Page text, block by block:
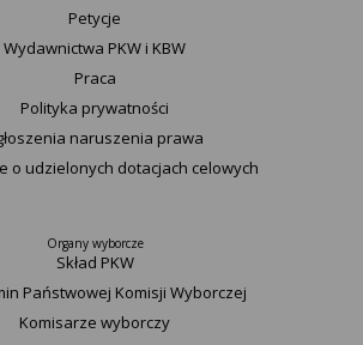
Petycje
Wydawnictwa PKW i KBW
Praca
Polityka prywatności
naruszenia prawa
o udzielonych dotacjach celowych
Organy wyborcze
Skład PKW
Państwowej Komisji Wyborczej
Komisarze wyborczy